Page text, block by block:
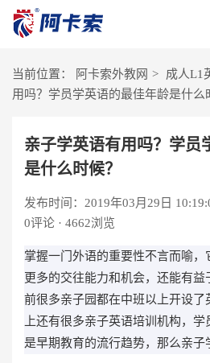
当前位置： 阿卡索外教网 > 成人L1
用吗？学员学英语的最佳年龄是什么
亲子学英语有用吗？学员
是什么时候？
发布时间：2019年03月29日
0评论 · 4662浏览
掌握一门外语的重要性不言而喻
更多的交往能力和机会，还能有益
前很多亲子园都在中班以上开设了
上还有很多亲子英语培训机构，学
是早期教育的流行趋势，那么亲子